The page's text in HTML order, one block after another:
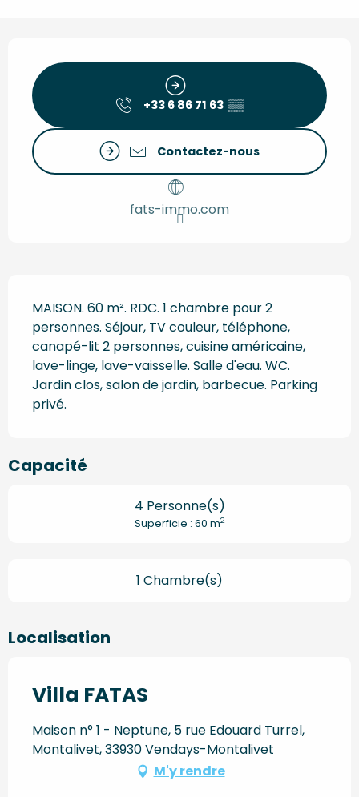
Ouverture et coordonnées
+33 6 86 71 63 ▒▒
Contactez-nous
fats-immo.com
MAISON. 60 m². RDC. 1 chambre pour 2
personnes. Séjour, TV couleur, téléphone,
canapé-lit 2 personnes, cuisine américaine,
lave-linge, lave-vaisselle. Salle d'eau. WC.
Jardin clos, salon de jardin, barbecue. Parking
privé.
Capacité
4 Personne(s)
Superficie : 60 m2
1 Chambre(s)
Localisation
Villa FATAS
Maison n° 1 - Neptune, 5 rue Edouard Turrel,
Montalivet, 33930 Vendays-Montalivet
M'y rendre